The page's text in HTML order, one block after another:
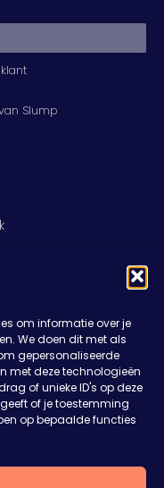
om informatie over je
We doen dit met als
gepersonaliseerde
met deze technologieën
of unieke ID's op deze
of je toestemming
op bepaalde functies
Slump
aanvragen
mee en maken